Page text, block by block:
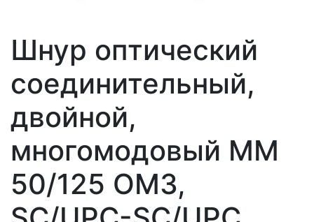
Шнур оптический
соединительный,
двойной,
многомодовый MM
50/125 OM3,